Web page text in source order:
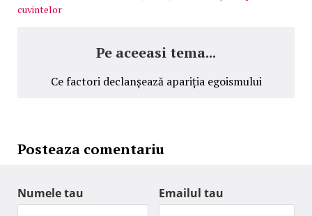
cuvintelor
Pe aceeasi tema...
Ce factori declanșează apariția egoismului
Posteaza comentariu
Numele tau Emailul tau